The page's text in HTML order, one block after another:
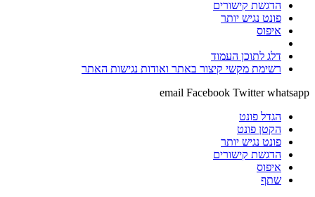
הדגשת קישורים
פונט נגיש יותר
איפוס
דלג לתוכן העמוד
רשימת מקשי קיצור באתר ואודות נגישות האתר
email Facebook Twitter whatsapp
הגדל פונט
הקטן פונט
פונט נגיש יותר
הדגשת קישורים
איפוס
שתף